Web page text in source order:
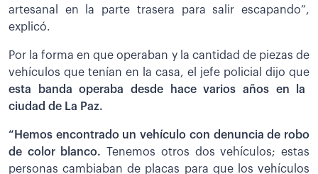
artesanal en la parte trasera para salir escapando”,
explicó.
Por la forma en que operaban y la cantidad de piezas de
vehículos que tenían en la casa, el jefe policial dijo que
esta banda operaba desde hace varios años en la
ciudad de La Paz.
“Hemos encontrado un vehículo con denuncia de robo
de color blanco. Tenemos otros dos vehículos; estas
personas cambiaban de placas para que los vehículos